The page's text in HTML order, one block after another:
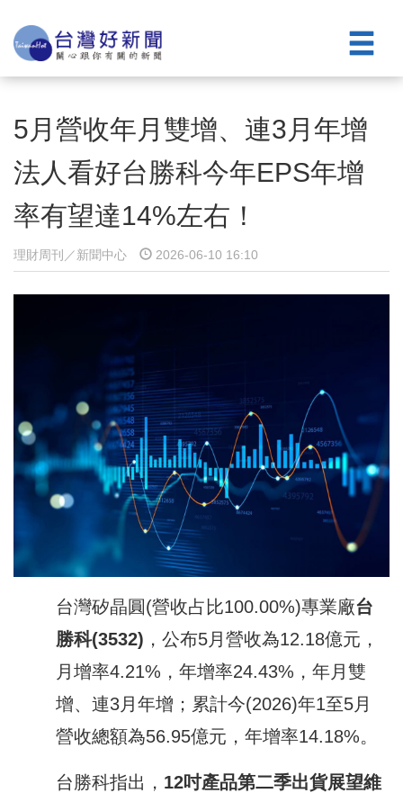
5月營收年月雙增、連3月年增
法人看好台勝科今年EPS年增
率有望達14%左右！
理財周刊／新聞中心 2026-06-10 16:10
台灣矽晶圓(營收占比100.00%)專業廠台
勝科(3532) ，公布5月營收為12.18億元，
月增率4.21%，年增率24.43%，年月雙
增、連3月年增；累計今(2026)年1至5月
營收總額為56.95億元，年增率14.18%。
台勝科指出， 12吋產品第二季出貨展望維